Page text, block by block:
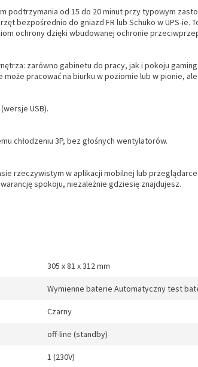
podtrzymania od 15 do 20 minut przy typowym
bezpośrednio do gniazd FR lub Schuko w UPS-
ochrony dzięki wbudowanej ochronie
zarówno gabinetu do pracy, jak i pokoju
pracować na biurku w poziomie lub w pionie,
USB).
chłodzeniu 3P, bez głośnych wentylatorów.
rzeczywistym w aplikacji mobilnej lub
spokoju, niezależnie gdziesię znajdujesz.
305 x 81 x 312 mm
Wymienne baterie Automatyczny test
Czarny
off-line (standby)
1 (230V)